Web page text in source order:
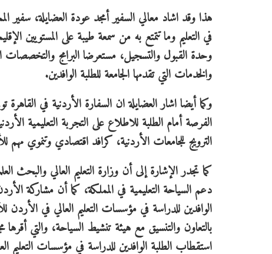
هذا وقد اشاد معالي السفير أمجد عودة العضايلة، سفير
في التعليم وما تتمتع به من سمعة طيبة على المستويين
وحدة القبول والتسجيل، مستعرضا البرامج
والخدمات التي تقدمها الجامعة للطلبة الوافدين.
وكما أيضا اشار العضايلة ان السفارة الأردنية في
الفرصة أمام الطلبة للاطلاع على التجربة التعليمية
الترويج للجامعات الأردنية، كرافد اقتصادي وتنموي مهم
كما تجدر الإشارة إلى أن وزارة التعليم العالي والبحث
دعم السياحة التعليمية في المملكة، كما أن مشاركة
بالتعاون والتنسيق مع هيئة تنشيط السياحة، والتي
استقطاب الطلبة الوافدين للدراسة في مؤسسات التعليم